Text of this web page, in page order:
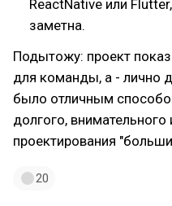
ReactNative или
заметна.
Подытожу: проект
для команды, а - лично
было отличным
долгого,
проектирования
20